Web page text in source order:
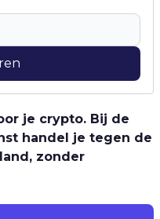
je crypto. Bij de
handel je tegen de
zonder